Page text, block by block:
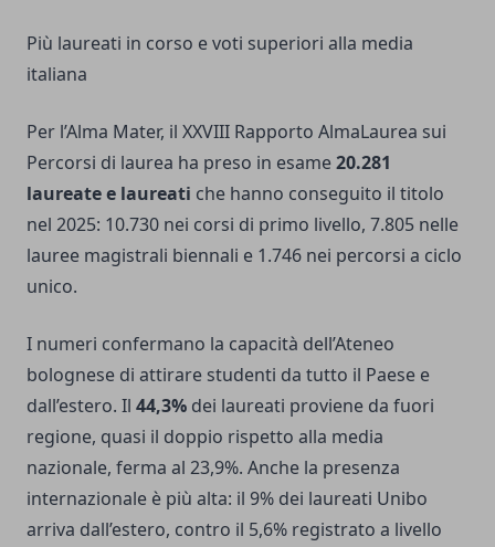
Più laureati in corso e voti superiori alla media
italiana
Per l’Alma Mater, il XXVIII Rapporto AlmaLaurea sui
Percorsi di laurea ha preso in esame20.281
laureate e laureati che hanno conseguito il titolo
nel 2025: 10.730 nei corsi di primo livello, 7.805 nelle
lauree magistrali biennali e 1.746 nei percorsi a ciclo
unico.
I numeri confermano la capacità dell’Ateneo
bolognese di attirare studenti da tutto il Paese e
dall’estero. Il 44,3% dei laureati proviene da fuori
regione, quasi il doppio rispetto alla media
nazionale, ferma al 23,9%. Anche la presenza
internazionale è più alta: il 9% dei laureati Unibo
arriva dall’estero, contro il 5,6% registrato a livello